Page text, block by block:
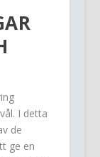
I detta
de
ge en